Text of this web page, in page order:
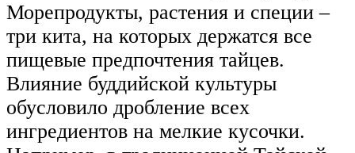
Морепродукты, растения и специи –
три кита, на которых держатся все
пищевые предпочтения тайцев.
Влияние буддийской культуры
обусловило дробление всех
ингредиентов на мелкие кусочки.